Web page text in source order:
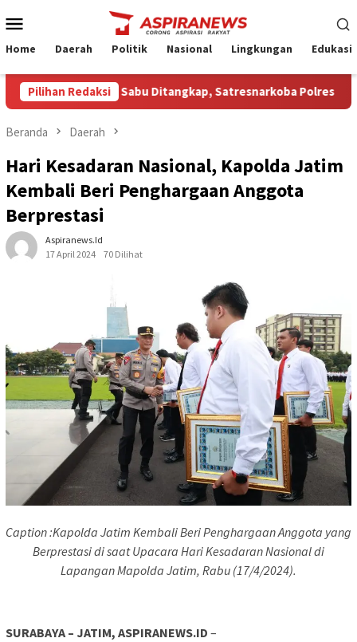
ke
Mobile
Home Daerah Politik Nasional Lingkungan Edukasi
Pilihan Redaksi
Pengedar Sabu Ditangkap, Satresnarkoba Polres Nganjuk
Beranda Daerah
Hari Kesadaran Nasional, Kapolda Jatim
Kembali Beri Penghargaan Anggota
Berprestasi
Aspiranews.id
17 April 2024
70 Dilihat
Caption :Kapolda Jatim Kembali Beri Penghargaan Anggota yang
Berprestasi di saat Upacara Hari Kesadaran Nasional di
Lapangan Mapolda Jatim, Rabu (17/4/2024).
SURABAYA – JATIM, ASPIRANEWS.ID –